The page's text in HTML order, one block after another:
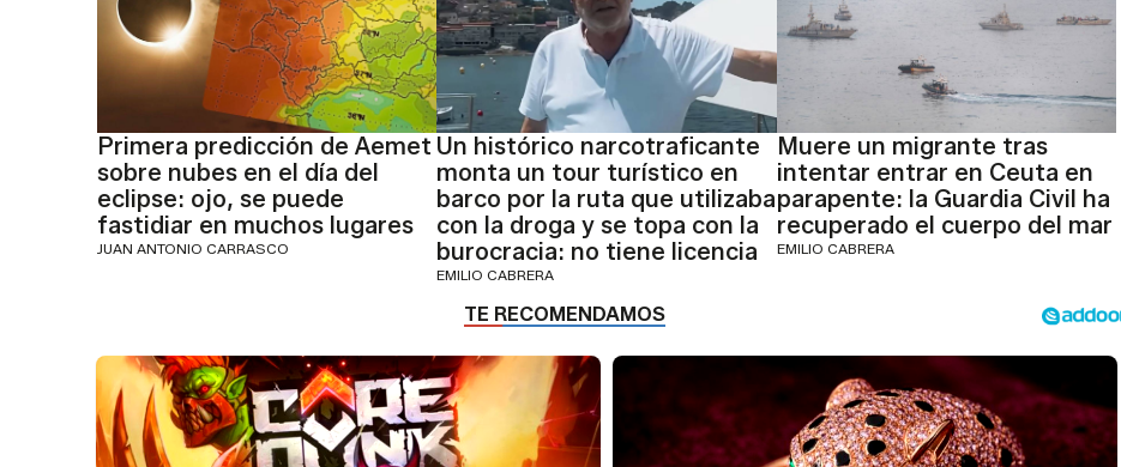
Primera predicción de Aemet
sobre nubes en el día del
eclipse: ojo, se puede
fastidiar en muchos lugares
JUAN ANTONIO CARRASCO
Un histórico narcotraficante
monta un tour turístico en
barco por la ruta que utilizaba
con la droga y se topa con la
burocracia: no tiene licencia
EMILIO CABRERA
Muere un migrante tras
intentar entrar en Ceuta en
parapente: la Guardia Civil ha
recuperado el cuerpo del mar
EMILIO CABRERA